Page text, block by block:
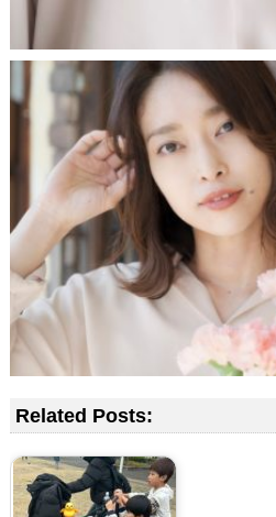
Related Posts: